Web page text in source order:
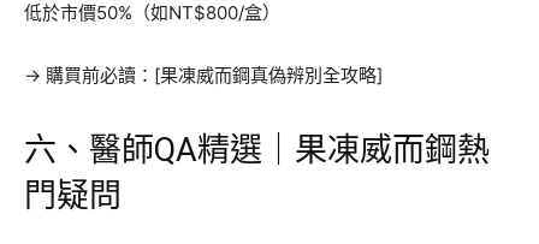
低於市價50%（如NT$800/盒）
→ 購買前必讀：[果凍威而鋼真偽辨別全攻略]
六、醫師QA精選｜果凍威而鋼熱
門疑問